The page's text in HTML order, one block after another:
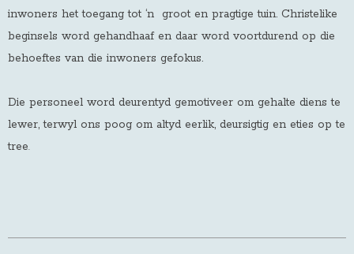
inwoners het toegang tot ‘n groot en pragtige tuin. Christelike
beginsels word gehandhaaf en daar word voortdurend op die
behoeftes van die inwoners gefokus.
Die personeel word deurentyd gemotiveer om gehalte diens te
lewer, terwyl ons poog om altyd eerlik, deursigtig en eties op te
tree.